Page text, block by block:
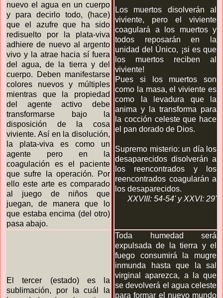
nuevo el agua en un cuerpo
y para decirlo todo, (hace)
que el azufre que ha sido
redisuelto por la plata-viva
adhiere de nuevo al argento
vivo y la atrae hacia sí fuera
del agua, de la tierra y del
cuerpo. Deben manifestarse
colores nuevos y múltiples
mientras que la propiedad
del agente activo debe
transformarse bajo la
disposición de la cosa
viviente. Así en la disolución,
la plata-viva es como un
agente pero en la
coagulación es el paciente
que sufre la operación. Por
ello este arte es comparado
al juego de niños que
juegan, de manera que lo
que estaba encima (del otro)
pasa abajo.
Los muertos disolverán al
viviente, pero el viviente
coagulará a los muertos y
todos reposarán en la
unidad del Único, ¡si es que
los muertos reciben al
viviente!
Pues si los muertos son
como la masa, el viviente es
como la levadura que la
anima y la transforma para
la cocción celeste que hace
el pan dorado de Dios.
Supremo misterio: un día los
desaparecidos disolverán a
los reencontrados y los
reencontrados coagularán a
los desaparecidos.
XXVIII: 54-54' y XXVI: 29'
El tercer (estado) es la
sublimación, por la cuál la
Toda humedad será
expulsada de la tierra y el
fuego consumirá la mugre
inmunda hasta que la sal
virginal aparezca, a la que
se devolverá el agua celeste
para formar el nuevo mundo